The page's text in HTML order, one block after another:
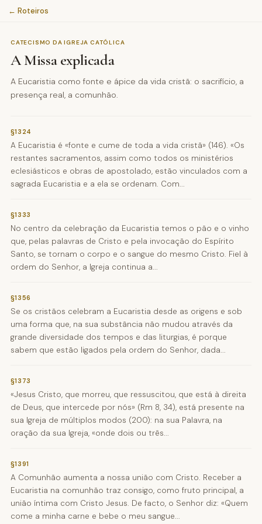
← Roteiros
CATECISMO DA IGREJA CATÓLICA
A Missa explicada
A Eucaristia como fonte e ápice da vida cristã: o sacrifício, a
presença real, a comunhão.
§1324
A Eucaristia é «fonte e cume de toda a vida cristã» (146). «Os
restantes sacramentos, assim como todos os ministérios
eclesiásticos e obras de apostolado, estão vinculados com a
sagrada Eucaristia e a ela se ordenam. Com...
§1333
No centro da celebração da Eucaristia temos o pão e o vinho
que, pelas palavras de Cristo e pela invocação do Espírito
Santo, se tornam o corpo e o sangue do mesmo Cristo. Fiel à
ordem do Senhor, a Igreja continua a...
§1356
Se os cristãos celebram a Eucaristia desde as origens e sob
uma forma que, na sua substância não mudou através da
grande diversidade dos tempos e das liturgias, é porque
sabem que estão ligados pela ordem do Senhor, dada...
§1373
«Jesus Cristo, que morreu, que ressuscitou, que está à direita
de Deus, que intercede por nós» (Rm 8, 34), está presente na
sua Igreja de múltiplos modos (200): na sua Palavra, na
oração da sua Igreja, «onde dois ou três...
§1391
A Comunhão aumenta a nossa união com Cristo. Receber a
Eucaristia na comunhão traz consigo, como fruto principal, a
união íntima com Cristo Jesus. De facto, o Senhor diz: «Quem
come a minha carne e bebe o meu sangue...